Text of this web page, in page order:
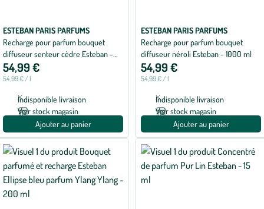
ESTEBAN PARIS PARFUMS
Recharge pour parfum bouquet
diffuseur senteur cèdre Esteban -
100 ml
54,99 €
54,99 € / l
Indisponible livraison
Voir stock magasin
Ajouter au panier
ESTEBAN PARIS PARFUMS
Recharge pour parfum bouquet
diffuseur néroli Esteban - 1000 ml
54,99 €
54,99 € / l
Indisponible livraison
Voir stock magasin
Ajouter au panier